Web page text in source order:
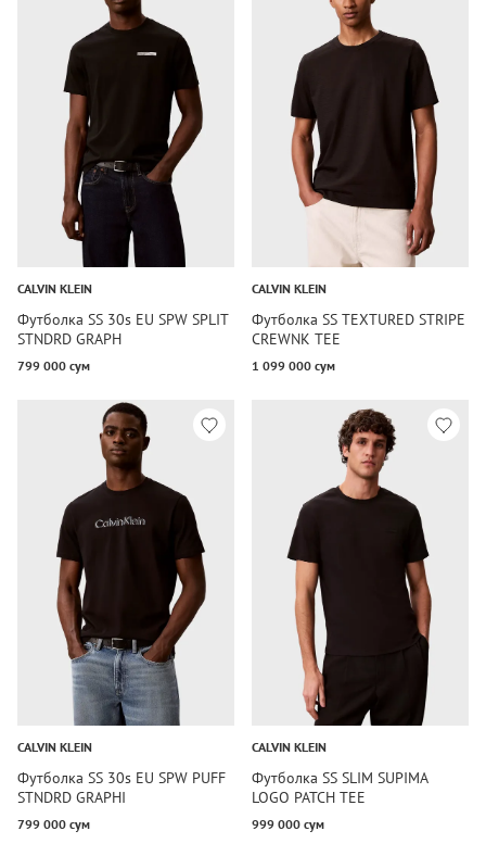
CALVIN KLEIN
Футболка SS 30s EU SPW SPLIT
STNDRD GRAPH
799 000 сум
CALVIN KLEIN
Футболка SS TEXTURED STRIPE
CREWNK TEE
1 099 000 сум
CALVIN KLEIN
Футболка SS 30s EU SPW PUFF
STNDRD GRAPHI
799 000 сум
CALVIN KLEIN
Футболка SS SLIM SUPIMA
LOGO PATCH TEE
999 000 сум